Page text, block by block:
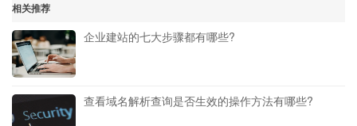
相关推荐
企业建站的七大步骤都有哪些?
查看域名解析查询是否生效的操作方法有哪些?